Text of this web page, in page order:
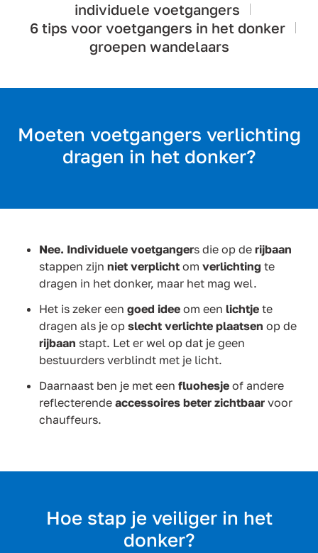
individuele voetgangers
6 tips voor voetgangers in het donker
groepen wandelaars
Moeten voetgangers verlichting
dragen in het donker?
Nee. Individuele voetgangers die op de rijbaan
stappen zijn niet verplicht om verlichting te
dragen in het donker, maar het mag wel.
Het is zeker een goed idee om een lichtje te
dragen als je op slecht verlichte plaatsen op de
rijbaan stapt. Let er wel op dat je geen
bestuurders verblindt met je licht.
Daarnaast ben je met een fluohesje of andere
reflecterende accessoires beter zichtbaar voor
chauffeurs.
Hoe stap je veiliger in het
donker?